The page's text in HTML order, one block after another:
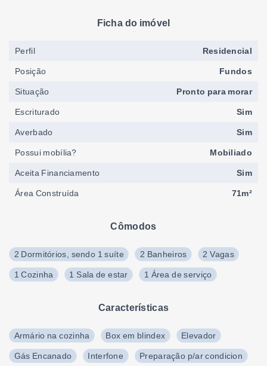
Cômodos
2 Dormitórios, sendo 1 suíte 2 Banheiros 2 Vagas
1 Cozinha 1 Sala de estar 1 Área de serviço
Características
Armário na cozinha Box em blindex Elevador
Gás Encanado Interfone Preparação p/ar condicion
Ficha do imóvel
Perfil Residencial
Posição Fundos
Situação Pronto para morar
Escriturado Sim
Averbado Sim
Possui mobília? Mobiliado
Aceita Financiamento Sim
Área Construída 71m²